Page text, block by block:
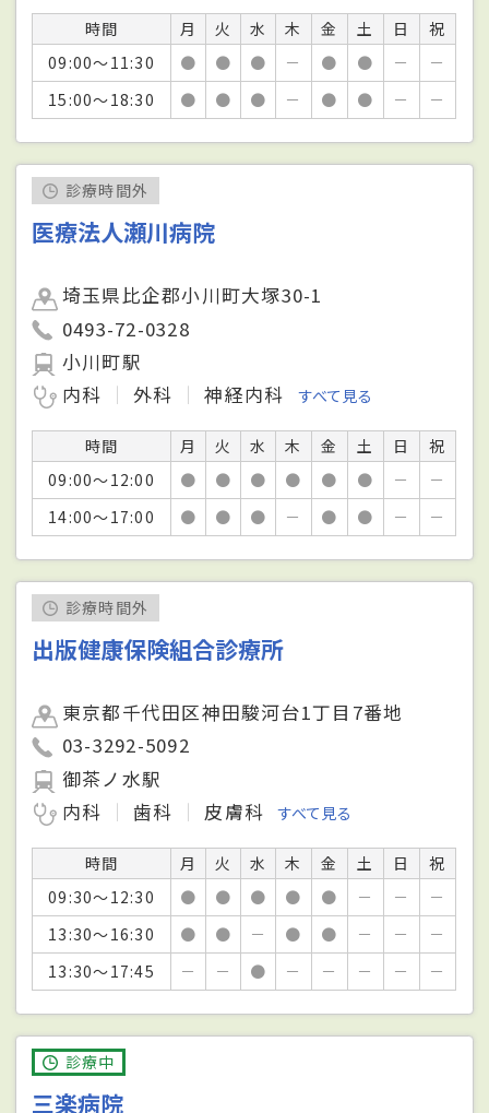
時間 月 火 水 木 金 土 日
祝
09:00～11:30
● ● ● － ● ● －
－
15:00～18:30
● ● ● － ● ● － －
診療時間外
医療法人瀬川病院
埼玉県比企郡小川町大塚30-1
0493-72-0328
小川町駅
内科
外科 神経内科 すべて見る
時間 月 火 水 木 金 土 日
祝
09:00～12:00
● ● ● ● ● ● －
－
14:00～17:00
● ● ● － ● ● － －
診療時間外
出版健康保険組合診療所
東京都千代田区神田駿河台1丁目7番地
03-3292-5092
御茶ノ水駅
内科
歯科 皮膚科 すべて見る
時間 月 火 水 木 金 土 日
祝
09:30～12:30
● ● ● ● ● － －
－
13:30～16:30
● ● － ● ● － －
－
13:30～17:45
－ － ● － － － － －
診療中
三楽病院